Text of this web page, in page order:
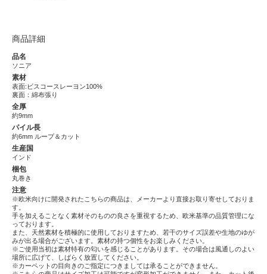
商品詳細
品名
ソニア
素材
表面:ビスコースレーヨン100%
裏面：綿布張り
全厚
約9mm
パイル長
約6mm ループ＆カット
生産国
インド
梱包
丸巻き
注意
※欧米向けに開発されたこちらの商品は、メーカーより直接お取り寄せしておりま
す。
手を加えることなく素材そのものの良さを重視するため、欧米基準の品質管理にな
っております。
また、天然素材を積極的に使用しておりますため、若干のサイズ誤差や生地のゆが
みが出る場合がございます。素材の持つ個性をお楽しみください。
※ご使用当初は素材特有の匂いを感じることがあります。その場合は風通しのよい
場所に広げて、しばらく放置してください。
※カーペットの目向きのご指定につきましては承ることができません。